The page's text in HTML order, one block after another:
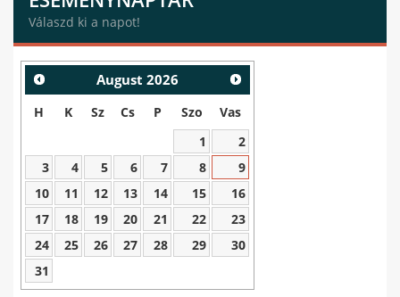
Válaszd ki a napot!
August 2026
H K Sz Cs P Szo
Vas
1
2
3
4 5 6 7 8
9
10
11 12 13 14 15
16
17
18 19 20 21 22
23
24
25 26 27 28 29
30
31